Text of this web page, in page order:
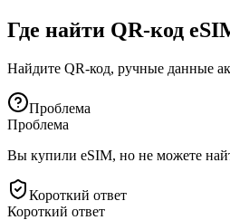
Где найти QR-код
Найдите QR-код, ручные данные
Проблема
Проблема
Вы купили eSIM, но не можете
Короткий ответ
Короткий ответ